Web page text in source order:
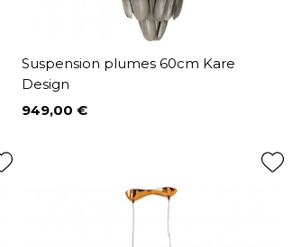
Suspension plumes 60cm Kare
Design
Prix
949,00 €